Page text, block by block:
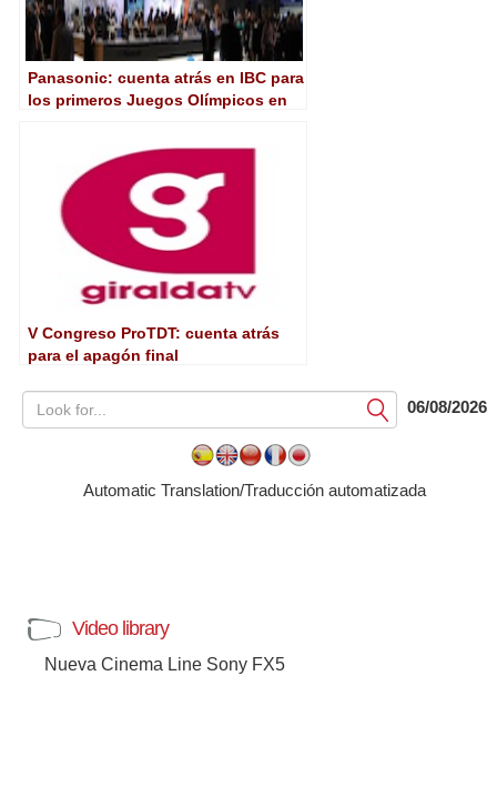
Panasonic: cuenta atrás en IBC para
los primeros Juegos Olímpicos en
V Congreso ProTDT: cuenta atrás
para el apagón final
Submit06/08/2026
Automatic Translation/Traducción automatizada
Video library
Nueva Cinema Line Sony FX5